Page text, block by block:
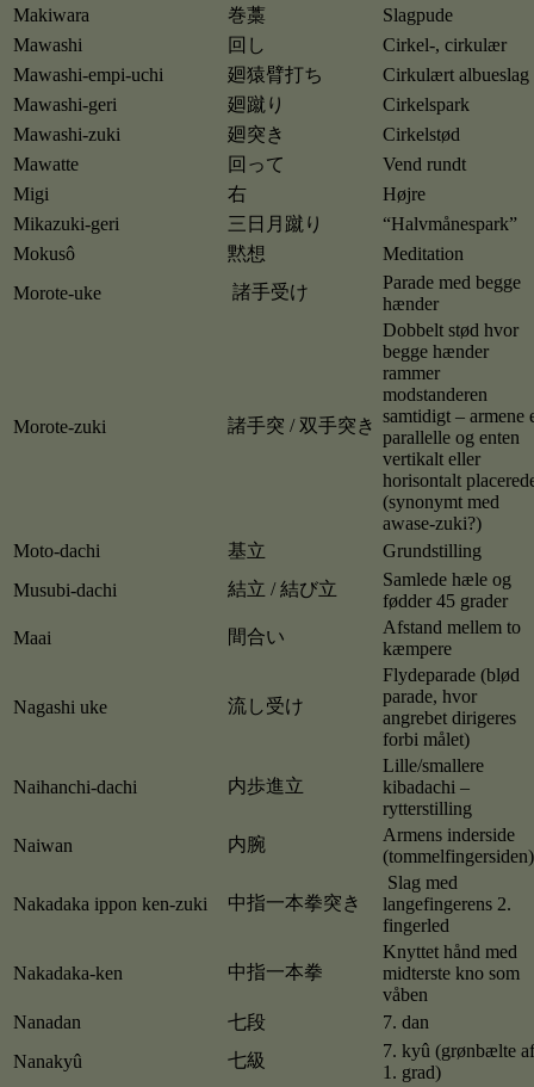
Makiwara
巻藁
Slagpude
Mawashi
回し
Cirkel-, cirkulær
Mawashi-empi-uchi
廻猿臂打ち
Cirkulært albueslag
Mawashi-geri
廻蹴り
Cirkelspark
Mawashi-zuki
廻突き
Cirkelstød
Mawatte
回って
Vend rundt
Migi
右
Højre
Mikazuki-geri
三日月蹴り
“Halvmånespark”
Mokusô
黙想
Meditation
Morote-uke
諸手受け
Parade med begge
hænder
Morote-zuki 諸手突 / 双手突き
Dobbelt stød hvor
begge hænder
rammer
modstanderen
samtidigt – armene
parallelle og enten
vertikalt eller
horisontalt
(synonymt med
awase-zuki?)
Moto-dachi
基立
Grundstilling
Musubi-dachi
結立 / 結び立
Samlede hæle og
fødder 45 grader
Maai
間合い
Afstand mellem to
kæmpere
Nagashi uke 流し受け
Flydeparade (blød
parade, hvor
angrebet dirigeres
forbi målet)
Naihanchi-dachi 内歩進立
Lille/smallere
kibadachi –
rytterstilling
Naiwan
内腕
Armens inderside
(tommelfingersiden)
Nakadaka ippon ken-zuki 中指一本拳突き
Slag med
langefingerens 2.
fingerled
Nakadaka-ken 中指一本拳
Knyttet hånd med
midterste kno som
våben
Nanadan
七段
7. dan
Nanakyû
七級
7. kyû (grønbælte af
1. grad)